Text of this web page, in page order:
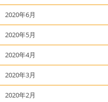
2020年6月
2020年5月
2020年4月
2020年3月
2020年2月